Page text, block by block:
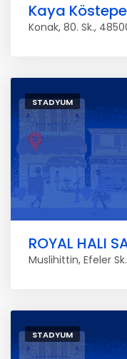
Kaya
Konak, 80. Sk.,
STADYUM
ROYAL HALI
Muslihittin, Efeler
STADYUM